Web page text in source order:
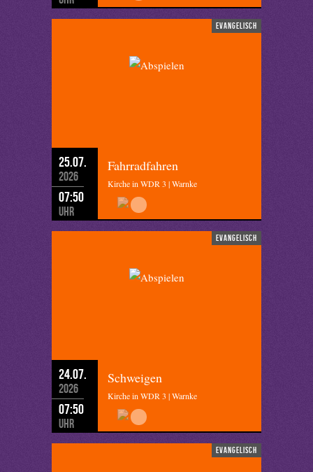
evangelisch
25.07.
2026
07:50
Uhr
Fahrradfahren
Kirche in WDR 3 | Warnke
evangelisch
24.07.
2026
07:50
Uhr
Schweigen
Kirche in WDR 3 | Warnke
evangelisch